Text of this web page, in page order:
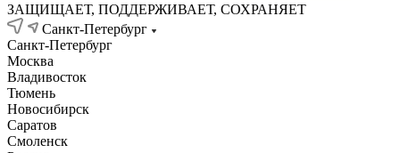
ЗАЩИЩАЕТ, ПОДДЕРЖИВАЕТ, СОХРАНЯЕТ
Санкт-Петербург
Санкт-Петербург
Москва
Владивосток
Тюмень
Новосибирск
Саратов
Смоленск